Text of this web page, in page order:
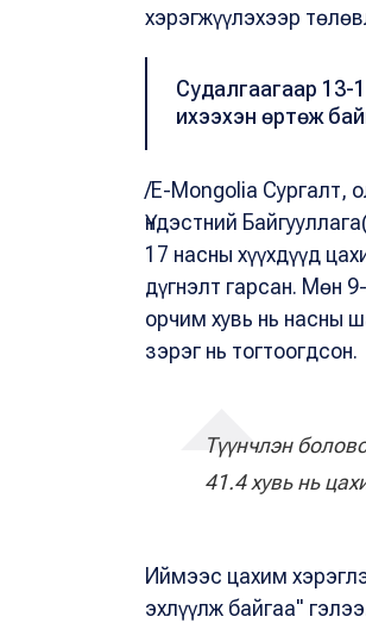
хэрэгжүүлэхээр
Судалгаагаар 13-
ихээхэн өртөж
/E-Mongolia Сургалт,
Үндэстний
17 насны хүүхдүүд
дүгнэлт гарсан. Мөн
орчим хувь нь насны
зэрэг нь тогтоогдсон.
Түүнчлэн
41.4 хувь нь
Иймээс цахим
эхлүүлж байгаа"